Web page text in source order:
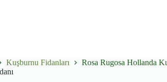
Kuşburnu Fidanları
Rosa Rugosa Hollanda